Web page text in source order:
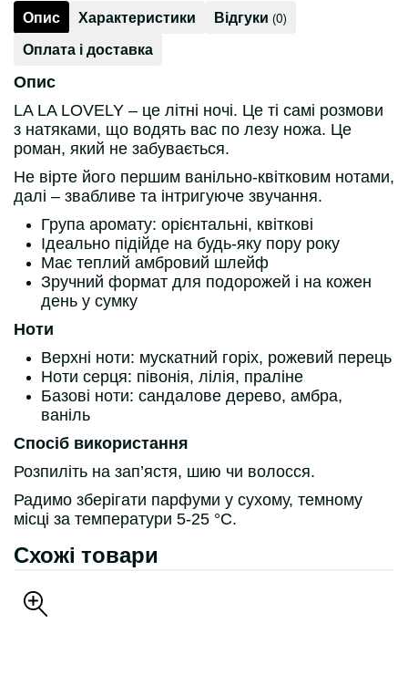
Опис Характеристики Відгуки (0)
Оплата і доставка
Опис
LA LA LOVELY – це літні ночі. Це ті самі розмови
з натяками, що водять вас по лезу ножа. Це
роман, який не забувається.
Не вірте його першим ванільно-квітковим нотами,
далі – звабливе та інтригуюче звучання.
Група аромату: орієнтальні, квіткові
Ідеально підійде на будь-яку пору року
Має теплий амбровий шлейф
Зручний формат для подорожей і на кожен
день у сумку
Ноти
Верхні ноти: мускатний горіх, рожевий перець
Ноти серця: півонія, лілія, праліне
Базові ноти: сандалове дерево, амбра,
ваніль
Спосіб використання
Розпиліть на зап’ястя, шию чи волосся.
Радимо зберігати парфуми у сухому, темному
місці за температури 5-25 °С.
Схожі товари